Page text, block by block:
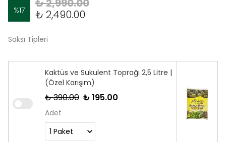
%17
₺ 2,490.00
Saksı Tipleri
Kaktüs ve Sukulent Toprağı 2,5 Litre |
(Özel Karışım)
₺ 390.00 ₺ 195.00
Adet